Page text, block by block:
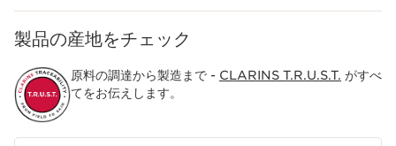
マティファイイング：マットな質感を与える。オーガニック スト
ロベリーツリー(*9)配合。
*1 皮膚常在菌叢 *2 サフラン花エキス、海水、クロレラエキス、
ラミナリアディギタータエキス(全て保湿成分） *3 シリカ、酸化
チタンからなるピグメント *4 ニガハッカエキス、フルセラリアル
ムブリカリスエキス、ラプサナコムニス花／葉／茎エキス、ポリ
製品の産地をチェック
原料の調達から製造まで - CLARINS T.R.U.S.T. がすべ
てをお伝えします。